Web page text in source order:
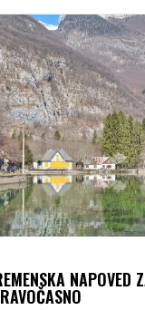
NAPOVED